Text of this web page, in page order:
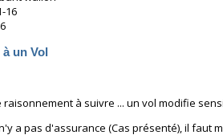
16
un Vol
à suivre ... un vol modifie
a pas d'assurance (Cas présenté), il faut